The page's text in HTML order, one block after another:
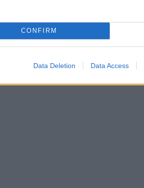
CONFIRM
Data Deletion Data Access